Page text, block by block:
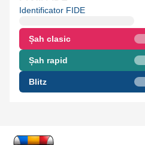
Identificator FIDE
Șah clasic
Șah rapid
Blitz